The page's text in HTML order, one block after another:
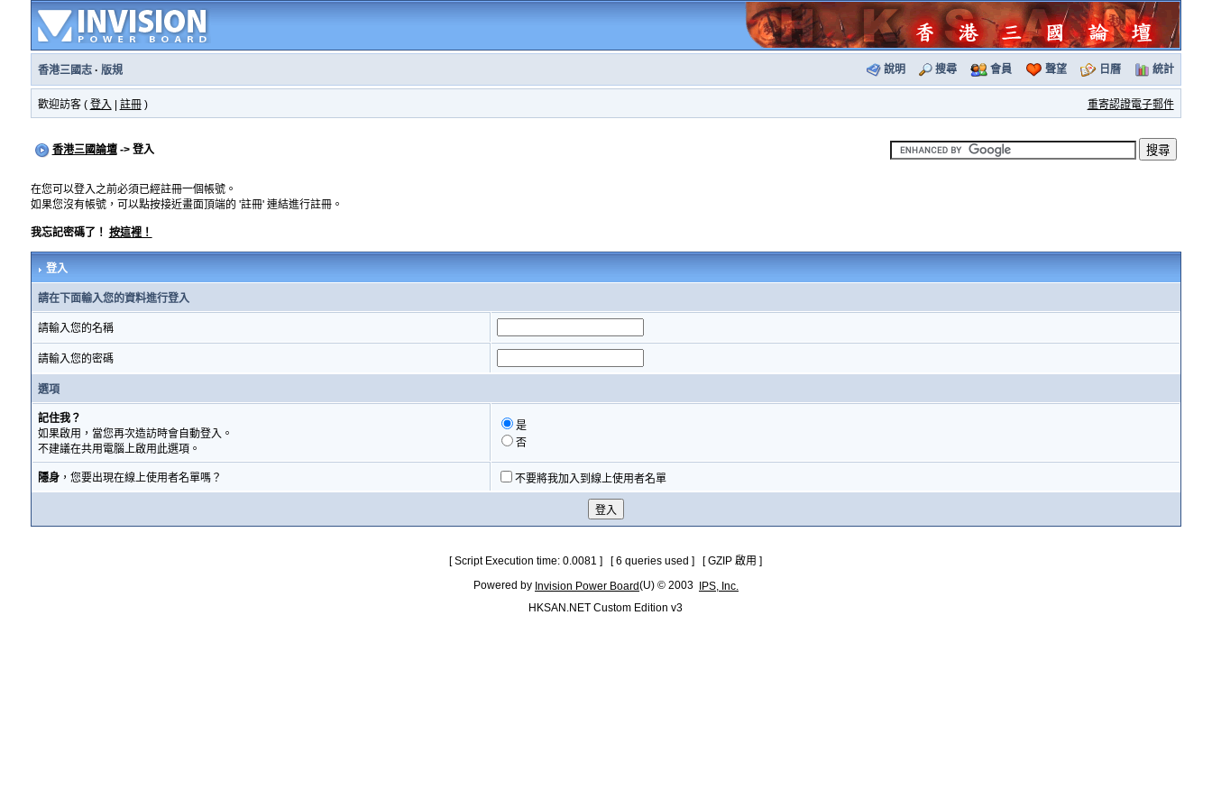
香港三國志· 版規 說明 搜尋 會員 聲望 日曆 統計
歡迎訪客 ( 登入 註冊) 重寄認證電子郵件
香港三國論壇-> 登入
在您可以登入之前必須已經註冊一個帳號。
如果您沒有帳號，可以點按接近畫面頂端的 '註冊' 連結進行註冊。
我忘記密碼了！ 按這裡！
登入
請在下面輸入您的資料進行登入
請輸入您的名稱
請輸入您的密碼
選項
記住我？
如果啟用，當您再次造訪時會自動登入。
不建議在共用電腦上啟用此選項。
是
否
隱身，您要出現在線上使用者名單嗎？ 不要將我加入到線上使用者名單
[ Script Execution time: 0.0081 ] [ 6 queries used ] [ GZIP 啟用 ]
Powered by Invision Power Board(U) © 2003
IPS, Inc.
HKSAN.NET Custom Edition v3